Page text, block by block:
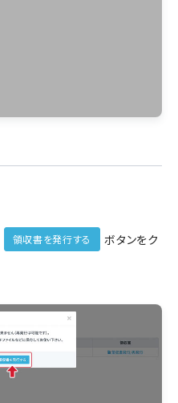
領収書を発行する
ボタンをク